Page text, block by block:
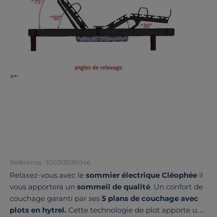
Référence : 100313039046
Relaxez-vous avec le sommier électrique Cléophée il
vous apportera un sommeil de qualité. Un confort de
couchage garanti par ses 5 plans de couchage avec
plots en hytrel. Cette technologie de plot apporte une